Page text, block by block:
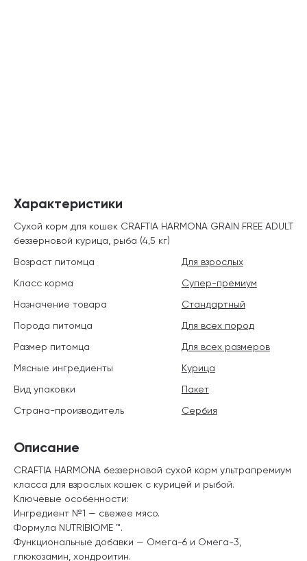
Описание
CRAFTIA HARMONA беззерновой сухой корм ультрапремиум
класса для взрослых кошек с курицей и рыбой.
Ключевые особенности:
Ингредиент №1 — свежее мясо.
Формула NUTRIBIOME ™.
Функциональные добавки — Омега-6 и Омега-3,
глюкозамин, хондроитин.
Характеристики
Сухой корм для кошек CRAFTIA HARMONA GRAIN FREE ADULT
беззерновой курица, рыба (4,5 кг)
Возраст питомца
Для взрослых
Класс корма
Супер-премиум
Назначение товара
Стандартный
Порода питомца
Для всех пород
Размер питомца
Для всех размеров
Мясные ингредиенты
Курица
Вид упаковки
Пакет
Страна-производитель
Сербия